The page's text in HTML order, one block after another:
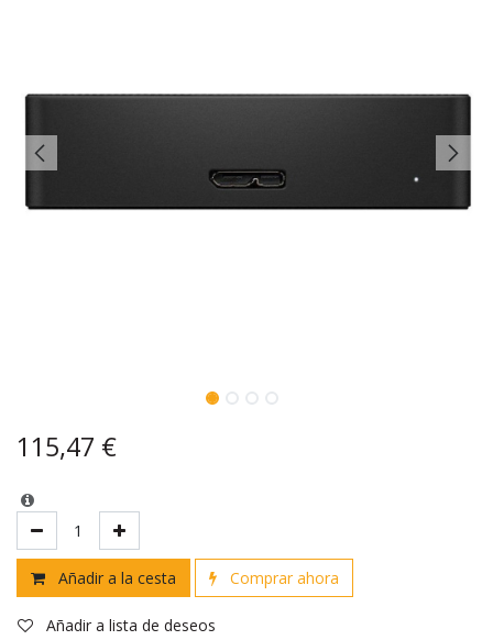
115,47 €
Añadir a la cesta Comprar ahora
Añadir a lista de deseos